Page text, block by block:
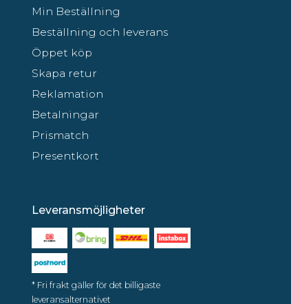
Min Beställning
Beställning och leverans
Öppet köp
Skapa retur
Reklamation
Betalningar
Prismatch
Presentkort
Leveransmöjligheter
* Fri frakt gäller för det billigaste
leveransalternativet